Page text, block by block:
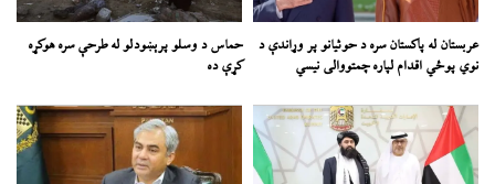
عربستان له پاکستان سره د حوثیانو پر وړاندې د
نوي پوځي اقدام لپاره چمتووالی نیسي
حماس د وسلو پرېښودلو له طرحې سره هوکړه
کړې ده